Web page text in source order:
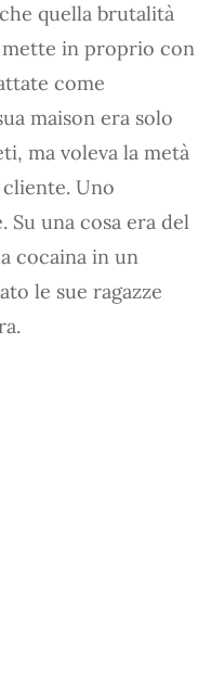
quella brutalità
in proprio con
come
maison era solo
ma voleva la metà
Uno
Su una cosa era del
cocaina in un
le sue ragazze